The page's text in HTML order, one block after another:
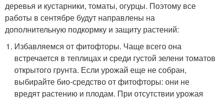
деревья и кустарники, томаты, огурцы. Поэтому все
работы в сентябре будут направлены на
дополнительную подкормку и защиту растений:
Избавляемся от фитофторы. Чаще всего она
встречается в теплицах и среди густой зелени томатов
открытого грунта. Если урожай еще не собран,
выбирайте био-средство от фитофторы: они не
вредят растению и плодам. При отсутствии урожая